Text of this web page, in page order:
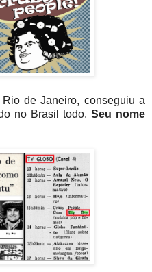
de Janeiro, conseguiu a
no Brasil todo. Seu nome